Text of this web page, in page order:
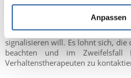
Anpassen
Wenn Ihr Hund plötzlich
Sie haben ein solches Verhalten
bemerkt, ist das definitiv ein
signalisieren will. Es lohnt sich, die
beachten und im Zweifelsfall
Verhaltenstherapeuten zu